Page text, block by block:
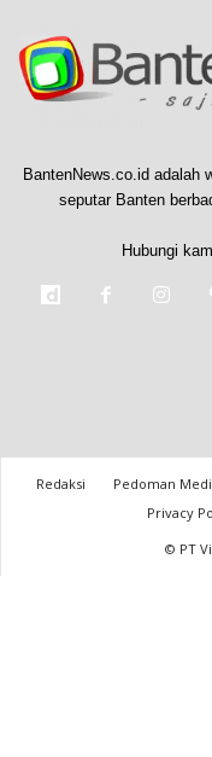
BantenNews.co.id adalah
seputar Banten
Hubungi
Redaksi Pedoman
Privacy
© PT